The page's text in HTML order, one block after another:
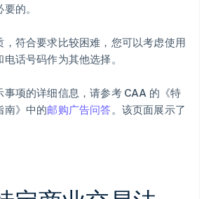
的。
，符合要求比较困难，您可以考虑使用
话号码作为其他选择。
事项的详细信息，请参考 CAA 的《特
南》中的邮购广告问答。该页面展示了